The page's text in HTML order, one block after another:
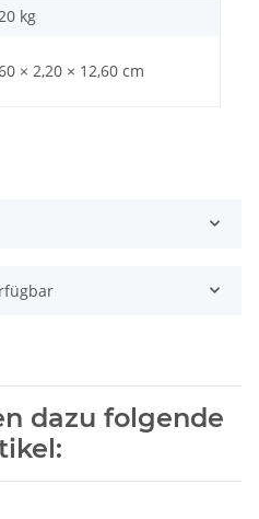
kg
× 2,20 × 12,60 cm
dazu folgende